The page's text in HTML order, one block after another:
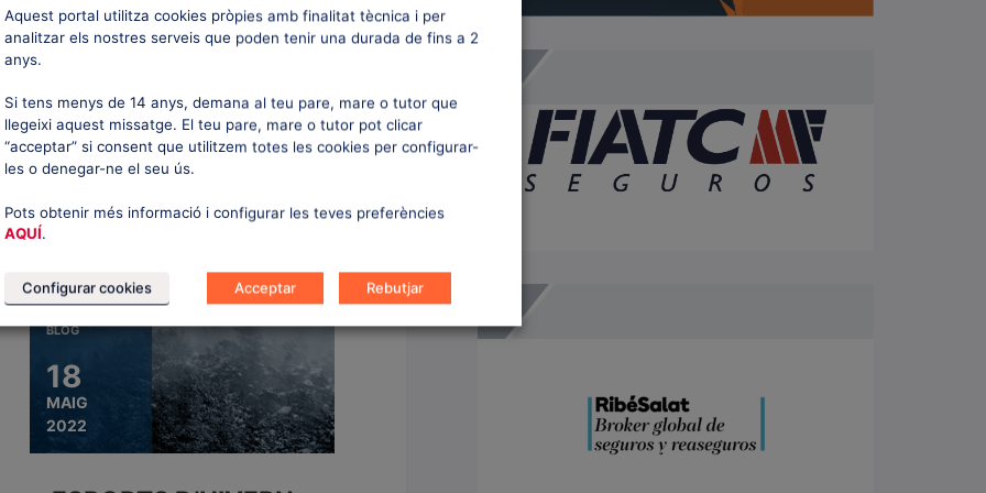
que no poden deixar de pensar en
la neu, són […]
JUNY
2022
ESPORTS A LA
NATURA PER
TEMPORADA
Son innumerables els beneficis que
aporta l’esport al nostre cos, és per
això que és important seguir una
rutina esportiva durant tot l’any,
però sembla que s’acabi la
temporada de fred i les opcions es
BLOG
18
MAIG
2022
Aquest portal utilitza cookies pròpies amb finalitat tècnica i per
analitzar els nostres serveis que poden tenir una durada de fins a 2
anys.
Si tens menys de 14 anys, demana al teu pare, mare o tutor que
llegeixi aquest missatge. El teu pare, mare o tutor pot clicar
“acceptar” si consent que utilitzem totes les cookies per configurar-
les o denegar-ne el seu ús.
Pots obtenir més informació i configurar les teves preferències
AQUÍ.
Configurar cookies Acceptar Rebutjar